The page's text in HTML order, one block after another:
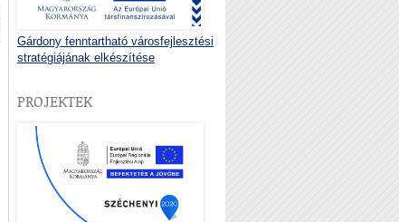
Gárdony fenntartható városfejlesztési
stratégiájának elkészítése
PROJEKTEK